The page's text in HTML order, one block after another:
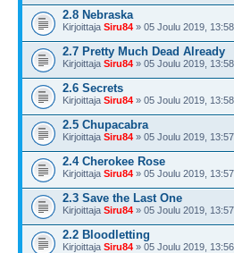
2.8 Nebraska
Kirjoittaja Siru84 » 05 Joulu 2019, 13:58
2.7 Pretty Much Dead Already
Kirjoittaja Siru84 » 05 Joulu 2019, 13:58
2.6 Secrets
Kirjoittaja Siru84 » 05 Joulu 2019, 13:58
2.5 Chupacabra
Kirjoittaja Siru84 » 05 Joulu 2019, 13:57
2.4 Cherokee Rose
Kirjoittaja Siru84 » 05 Joulu 2019, 13:57
2.3 Save the Last One
Kirjoittaja Siru84 » 05 Joulu 2019, 13:57
2.2 Bloodletting
Kirjoittaja Siru84 » 05 Joulu 2019, 13:56